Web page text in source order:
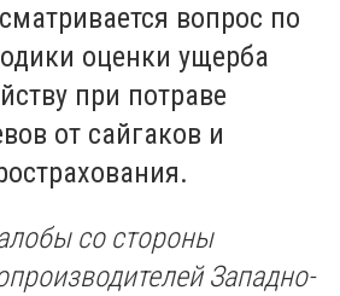
вопрос по
оценки ущерба
при потраве
от сайгаков и
со стороны
Западно-